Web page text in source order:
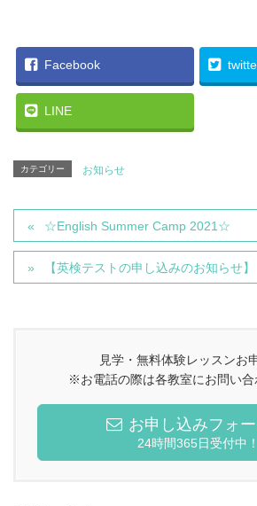
Facebook
LINE
カテゴリー お知らせ
☆English Summer Camp 2021☆
【英検テストの申し込みのお知らせ】
見学・無料体験レッスンお
※お電話の際は各教室にお問い
お申し込みフォ
24時間365日受付中！